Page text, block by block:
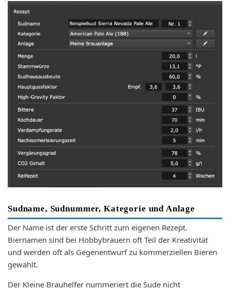
Sudname, Sudnummer, Kategorie und Anlage
Der Name ist der erste Schritt zum eigenen Rezept.
Biernamen sind bei Hobbybrauern oft Teil der Kreativität
und werden oft als Gegenentwurf zu kommerziellen Bieren
gewählt.
Der Kleine Brauhelfer nummeriert die Sude nicht